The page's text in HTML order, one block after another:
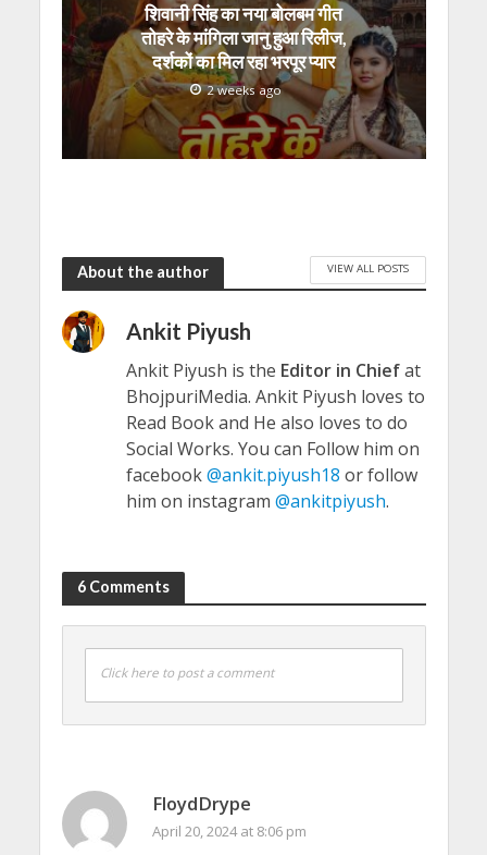
शिवानी सिंह का नया बोलबम गीत
तोहरे के मांगिला जानु हुआ रिलीज,
दर्शकों का मिल रहा भरपूर प्यार
2 weeks ago
About the author VIEW ALL POSTS
Ankit Piyush
Ankit Piyush is the Editor in Chiefat
BhojpuriMedia. Ankit Piyush loves to
Read Book and He also loves to do
Social Works. You can Follow him on
facebook@ankit.piyush18 or follow
him on instagram @ankitpiyush.
6 Comments
Click here to post a comment
FloydDrype
April 20, 2024 at 8:06 pm